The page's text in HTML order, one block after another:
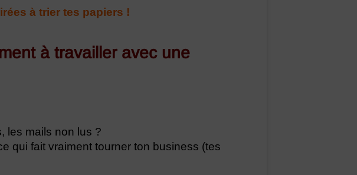
à trier tes papiers !
à travailler avec une
les mails non lus ?
qui fait vraiment tourner ton business (tes